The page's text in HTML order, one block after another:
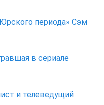
периода» Сэм
в сериале
и телеведущий